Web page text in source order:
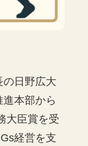
の日野広大
本部から
大臣賞を受
経営を支